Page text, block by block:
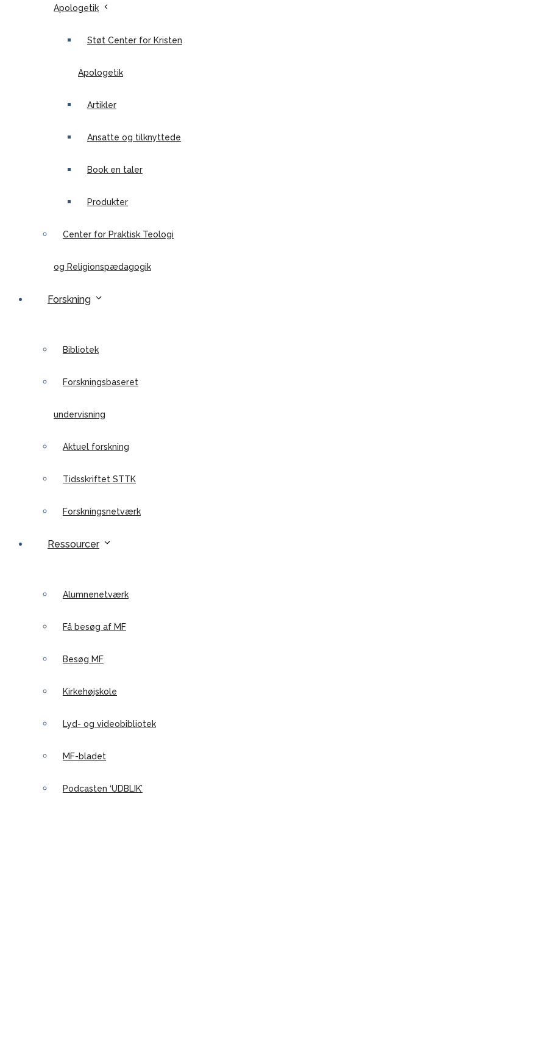
Apologetik
Støt Center for Kristen
Apologetik
Artikler
Ansatte og tilknyttede
Book en taler
Produkter
Center for Praktisk Teologi
og Religionspædagogik
Forskning
Bibliotek
Forskningsbaseret
undervisning
Aktuel forskning
Tidsskriftet STTK
Forskningsnetværk
Ressourcer
Alumnenetværk
Få besøg af MF
Besøg MF
Kirkehøjskole
Lyd- og videobibliotek
MF-bladet
Podcasten ‘UDBLIK’